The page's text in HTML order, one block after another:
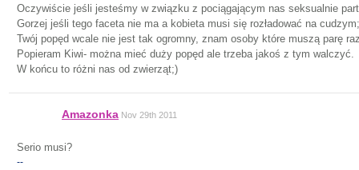
Oczywiście jeśli jesteśmy w związku z pociągającym nas seksualnie
Gorzej jeśli tego faceta nie ma a kobieta musi się rozładować na
Twój popęd wcale nie jest tak ogromny, znam osoby które muszą parę
Popieram Kiwi- można mieć duży popęd ale trzeba jakoś z tym walczyć.
W końcu to różni nas od zwierząt;)
Amazonka Nov 29th 2011
Serio musi?
--